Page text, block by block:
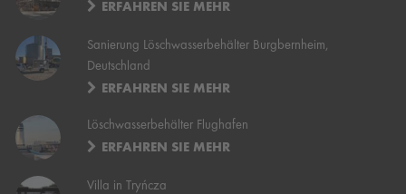
ERFAHREN SIE MEHR
Sanierung Löschwasserbehälter Burgbernheim,
Deutschland
ERFAHREN SIE MEHR
Löschwasserbehälter Flughafen
ERFAHREN SIE MEHR
Villa in Tryńcza